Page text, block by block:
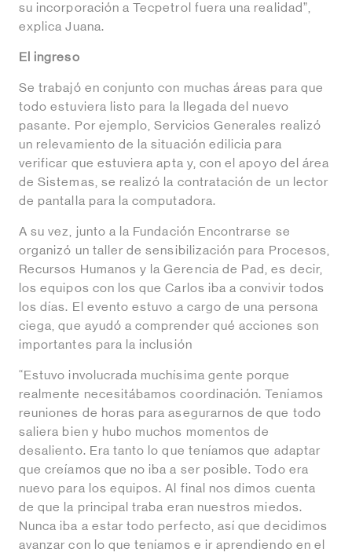
su incorporación a Tecpetrol fuera una realidad”,
explica Juana.
El ingreso
Se trabajó en conjunto con muchas áreas para que
todo estuviera listo para la llegada del nuevo
pasante. Por ejemplo, Servicios Generales realizó
un relevamiento de la situación edilicia para
verificar que estuviera apta y, con el apoyo del área
de Sistemas, se realizó la contratación de un lector
de pantalla para la computadora.
A su vez, junto a la Fundación Encontrarse se
organizó un taller de sensibilización para Procesos,
Recursos Humanos y la Gerencia de Pad, es decir,
los equipos con los que Carlos iba a convivir todos
los días. El evento estuvo a cargo de una persona
ciega, que ayudó a comprender qué acciones son
importantes para la inclusión
“Estuvo involucrada muchísima gente porque
realmente necesitábamos coordinación. Teníamos
reuniones de horas para asegurarnos de que todo
saliera bien y hubo muchos momentos de
desaliento. Era tanto lo que teníamos que adaptar
que creíamos que no iba a ser posible. Todo era
nuevo para los equipos. Al final nos dimos cuenta
de que la principal traba eran nuestros miedos.
Nunca iba a estar todo perfecto, así que decidimos
avanzar con lo que teníamos e ir aprendiendo en el